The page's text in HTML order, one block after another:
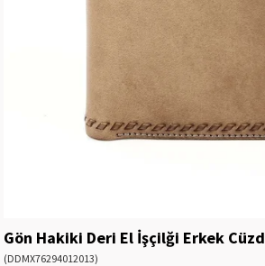
Gön Hakiki Deri El İşçilği Erkek
(DDMX76294012013)